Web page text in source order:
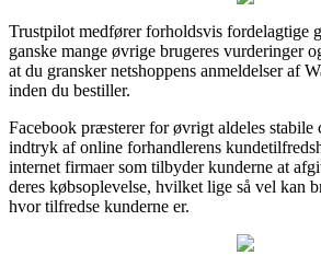
Trustpilot medfører forholdsvis fordelagtige
ganske mange øvrige brugeres vurderinger
at du gransker netshoppens anmeldelser af
inden du bestiller.
Facebook præsterer for øvrigt aldeles stabile
indtryk af online forhandlerens
internet firmaer som tilbyder kunderne at
deres købsoplevelse, hvilket lige så vel kan
hvor tilfredse kunderne er.